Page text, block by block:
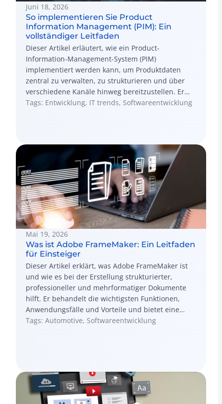
Juni 18, 2026
So implementieren Sie Product
Information Management (PIM): Ein
vollständiger Leitfaden
Dieser Artikel erläutert, wie ein Product-
Information-Management-System (PIM)
implementiert werden kann, um Produktdaten
zentral zu verwalten, zu strukturieren und über
verschiedene Kanäle hinweg bereitzustellen. Er
bietet eine Schritt-für-Schritt-Anleitung, Best
Tags: Entwicklung, IT trends, Softwareentwicklung
Mai 19, 2026
Was ist Adobe FrameMaker: Ein Leitfaden
für Einsteiger
Dieser Artikel erklärt, was Adobe FrameMaker ist
und wie es bei der Erstellung strukturierter,
professioneller und mehrformatiger Dokumente
hilft. Er behandelt die wichtigsten Funktionen,
Anwendungsfälle und Vorteile und bietet eine
einsteigerfreundliche Anleitung für den Einstieg in
Tags: Automotive, Softwareentwicklung